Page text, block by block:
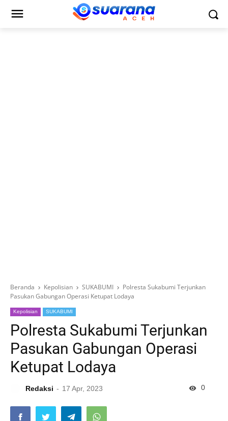
Beranda Kepolisian SUKABUMI
Polresta Sukabumi Terjunkan
Pasukan Gabungan Operasi Ketupat Lodaya
Kepolisian SUKABUMI
Polresta Sukabumi Terjunkan
Pasukan Gabungan Operasi
Ketupat Lodaya
Redaksi 17 Apr, 2023 0